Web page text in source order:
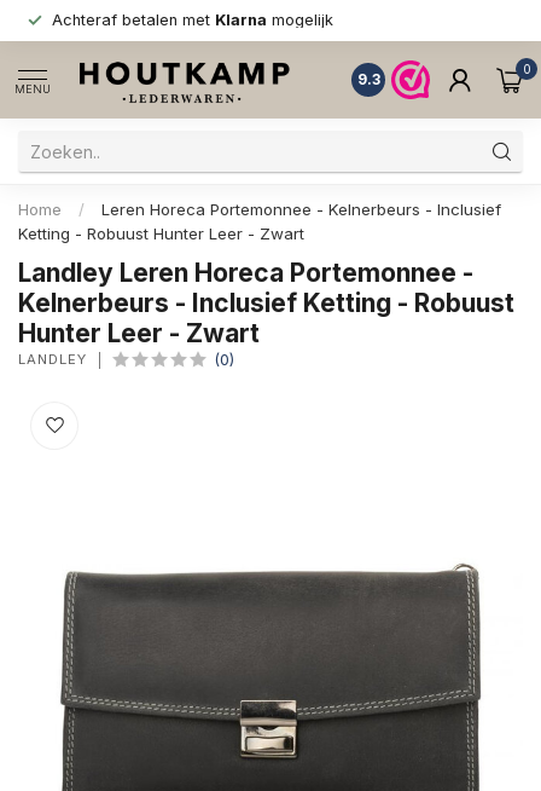
Achteraf betalen met Klarna mogelijk
MENU
9.3
0
Home /
Leren Horeca Portemonnee - Kelnerbeurs - Inclusief
Ketting - Robuust Hunter Leer - Zwart
Landley Leren Horeca Portemonnee -
Kelnerbeurs - Inclusief Ketting - Robuust
Hunter Leer - Zwart
LANDLEY (0)